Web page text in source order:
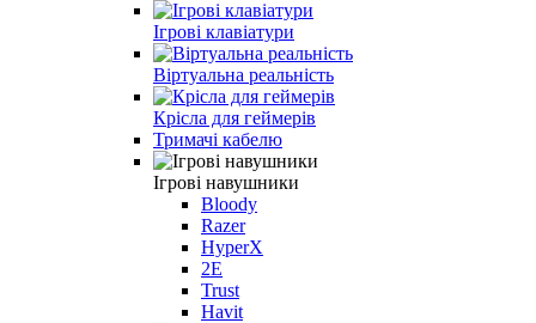
Ігрові клавіатури
Віртуальна реальність
Крісла для геймерів
Тримачі кабелю
Ігрові навушники
Bloody
Razer
HyperX
2E
Trust
Havit